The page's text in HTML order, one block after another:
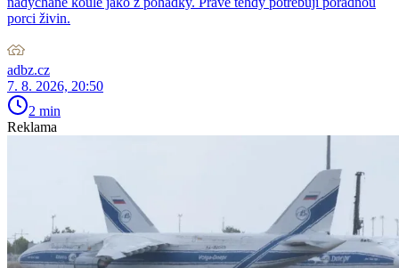
porci živin.
adbz.cz
7. 8. 2026, 20:50
2 min
Reklama